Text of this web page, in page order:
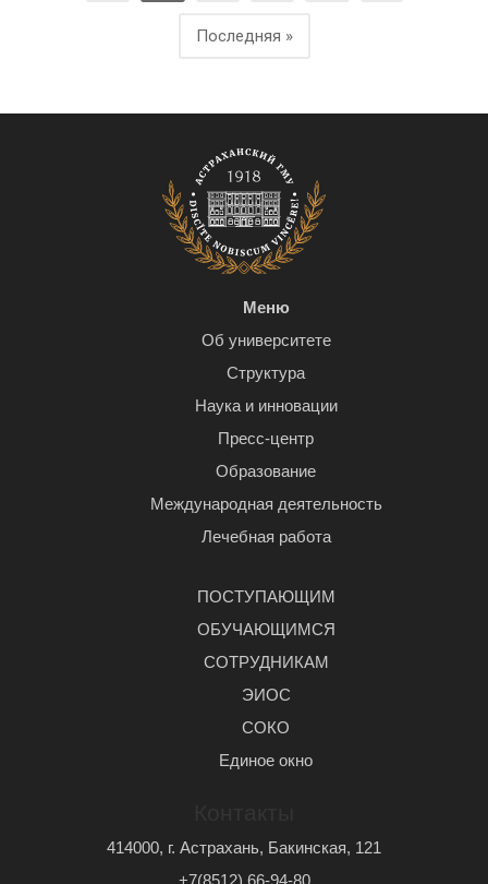
Последняя »
Меню
Об университете
Структура
Наука и инновации
Пресс-центр
Образование
Международная деятельность
Лечебная работа
ПОСТУПАЮЩИМ
ОБУЧАЮЩИМСЯ
СОТРУДНИКАМ
ЭИОС
СОКО
Единое окно
414000, г. Астрахань, Бакинская, 121
+7(8512) 66-94-80